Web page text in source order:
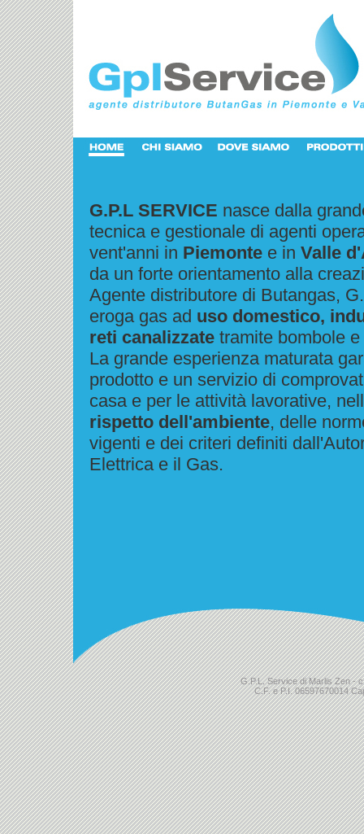
G.P.L SERVICE nasce dalla
tecnica e gestionale di agenti
vent'anni in Piemonte e in Valle
da un forte orientamento alla
Agente distributore di Butangas,
eroga gas ad uso domestico,
reti canalizzate tramite bombole
La grande esperienza maturata
prodotto e un servizio di
casa e per le attività lavorative,
rispetto dell'ambiente, delle
vigenti e dei criteri definiti
Elettrica e il Gas.
G.P.L. Service di Marlis Zen -
C.F. e P.I. 06597670014